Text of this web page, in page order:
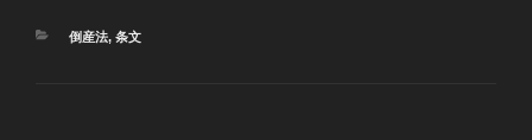
カ
倒産法, 条文